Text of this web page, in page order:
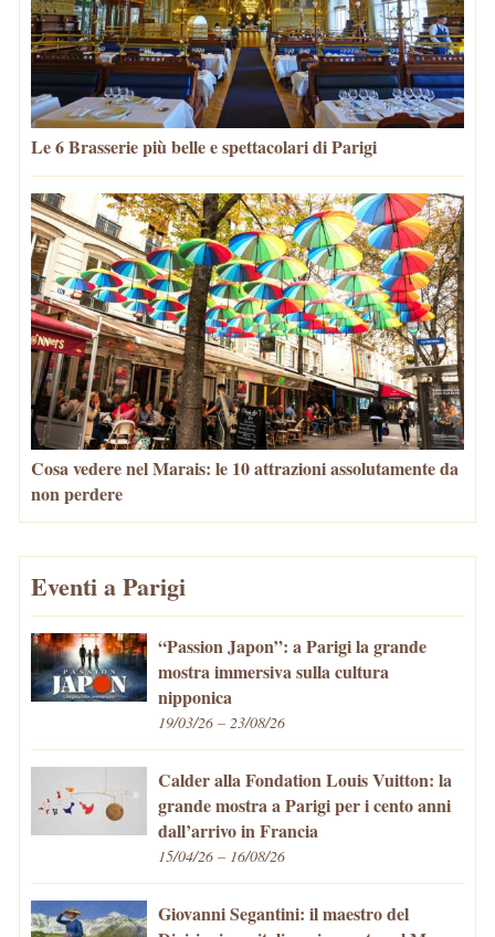
Le 6 Brasserie più belle e spettacolari di Parigi
Cosa vedere nel Marais: le 10 attrazioni assolutamente da
non perdere
Eventi a Parigi
“Passion Japon”: a Parigi la grande
mostra immersiva sulla cultura
nipponica
19/03/26 – 23/08/26
Calder alla Fondation Louis Vuitton: la
grande mostra a Parigi per i cento anni
dall’arrivo in Francia
15/04/26 – 16/08/26
Giovanni Segantini: il maestro del